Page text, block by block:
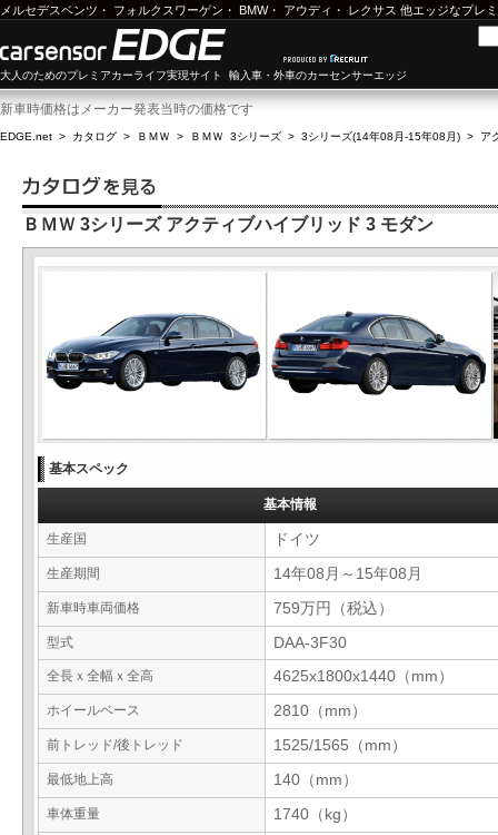
メルセデスベンツ ・ フォルクスワーゲン ・ BMW・ アウディ ・ レクサス 他エッジなプレ
大人のためのプレミアカーライフ実現サイト 輸入車・外車のカーセンサーエッジ
新車時価格はメーカー発表当時の価格です
EDGE.net > カタログ > ＢＭＷ > ＢＭＷ 3シリーズ > 3シリーズ(14年08月-15年08月) > ア
ＢＭＷ 3シリーズ アクティブハイブリッド 3 モダン
基本スペック
基本情報
生産国 ドイツ
生産期間 14年08月～15年08月
新車時車両価格 759万円（税込）
型式 DAA-3F30
全長ｘ全幅ｘ全高 4625x1800x1440（mm）
ホイールベース 2810（mm）
前トレッド/後トレッド 1525/1565（mm）
最低地上高 140（mm）
車体重量 1740（kg）